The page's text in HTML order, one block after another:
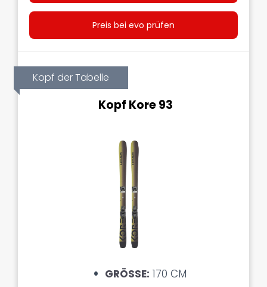
Preis bei evo prüfen
Kopf der Tabelle
Kopf Kore 93
GRÖSSE: 170 CM